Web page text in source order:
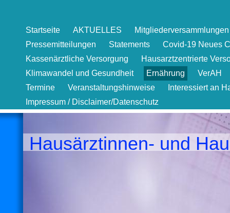
Startseite AKTUELLES
Pressemitteilungen
Statements
Covid-19 Neues
Kassenärztliche Versorgung
Hausarztzentrierte
Klimawandel und Gesundheit
Ernährung
VerAH
Termine
Veranstaltungshinweise
Interessiert an
Impressum / Disclaimer/Datenschutz
Hausärztinnen- und